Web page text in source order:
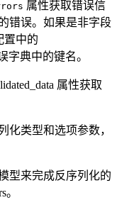
属性获取错误信
错误。如果是非字段
置中的
字典中的键名。
属性获取
化类型和选项参数，
型来完成反序列化的